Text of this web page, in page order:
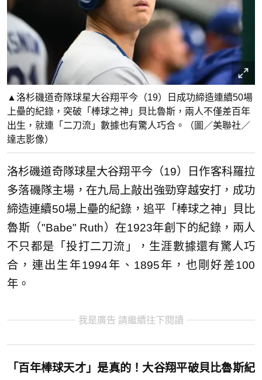
▲洛杉磯道奇隊球星大谷翔平今（19）日成功締造連續50場
上壘的紀錄，突破「棒球之神」貝比魯斯，兩人不僅差百年
出生，就連「二刀流」數據也有驚人巧合。（圖／美聯社／
達志影像）
洛杉磯道奇隊球星大谷翔平今（19）日作客科羅拉
多落磯隊主場，在九局上敲出強勁穿越安打，成功
締造連續50場上壘的紀錄，追平「棒球之神」貝比
魯斯（"Babe" Ruth）在1923年創下的紀錄，兩人
不只都是「投打二刀流」，生涯數據還有驚人巧
合，連出生年1994年、1895年，也剛好差100
年。
我是廣告 請繼續往下閱讀
「百年棒球天才」是真的！大谷翔平破貝比魯斯紀